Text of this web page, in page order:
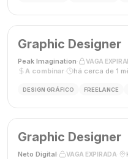
Graphic Designer
Peak Imagination VAGA
A combinar
há cerca de 1
DESIGN GRÁFICO FREELANCE
Graphic Designer
Neto Digital VAGA EXPIRADA